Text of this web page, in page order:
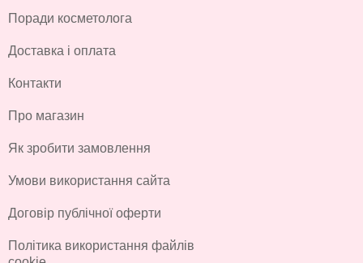
Поради косметолога
Доставка і оплата
Контакти
Про магазин
Як зробити замовлення
Умови використання сайта
Договір публічної оферти
Політика використання файлів